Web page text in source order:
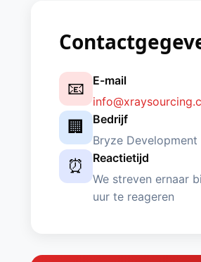
📧
E-mail
🏢
Bedrijf
Bryze Development
⏰
Reactietijd
We streven ernaar
uur te reageren